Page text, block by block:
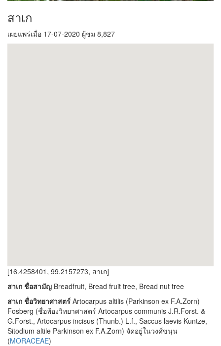
สาเก
เผยแพร่เมื่อ 17-07-2020 ผู้ชม 8,827
[16.4258401, 99.2157273, สาเก]
สาเก ชื่อสามัญ Breadfruit, Bread fruit tree, Bread nut tree
สาเก ชื่อวิทยาศาสตร์ Artocarpus altilis (Parkinson ex F.A.Zorn)
Fosberg (ชื่อพ้องวิทยาศาสตร์ Artocarpus communis J.R.Forst. &
G.Forst., Artocarpus incisus (Thunb.) L.f., Saccus laevis Kuntze,
Sitodium altile Parkinson ex F.A.Zorn) จัดอยู่ในวงศ์ขนุน
(MORACEAE)